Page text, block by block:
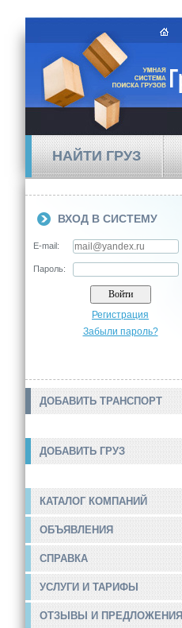
НАЙТИ ГРУЗ
ВХОД В СИСТЕМУ
E-mail:
Пароль:
Регистрация
Забыли пароль?
ДОБАВИТЬ ТРАНСПОРТ
ДОБАВИТЬ ГРУЗ
КАТАЛОГ КОМПАНИЙ
ОБЪЯВЛЕНИЯ
СПРАВКА
УСЛУГИ И ТАРИФЫ
ОТЗЫВЫ И ПРЕДЛОЖЕНИЯ